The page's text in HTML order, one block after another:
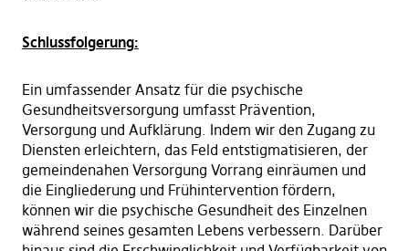
Schlussfolgerung:
Ein umfassender Ansatz für die psychische
Gesundheitsversorgung umfasst Prävention,
Versorgung und Aufklärung. Indem wir den Zugang zu
Diensten erleichtern, das Feld entstigmatisieren, der
gemeindenahen Versorgung Vorrang einräumen und
die Eingliederung und Frühintervention fördern,
können wir die psychische Gesundheit des Einzelnen
während seines gesamten Lebens verbessern. Darüber